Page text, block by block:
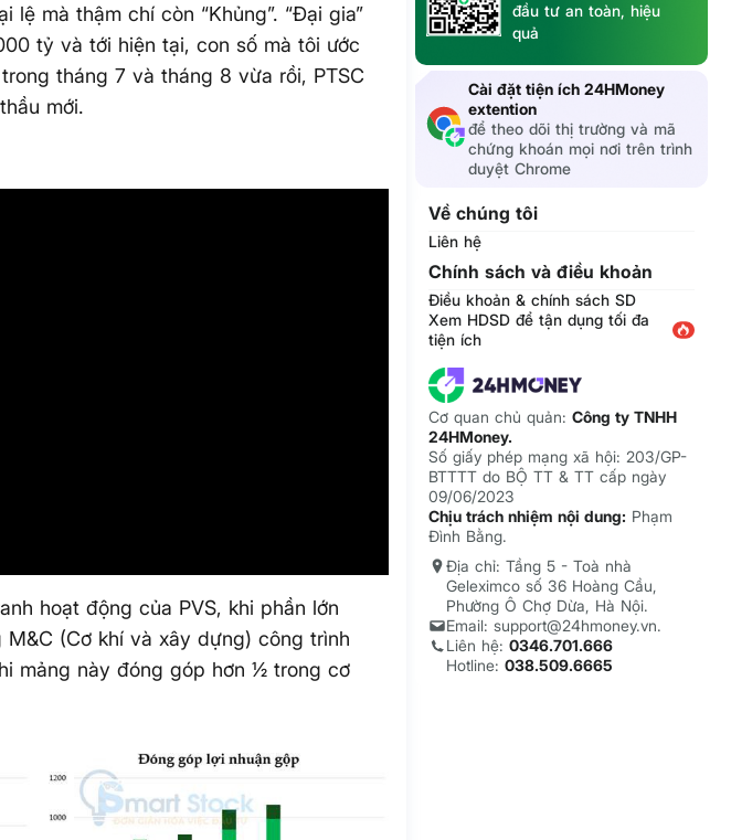
lệ mà thậm chí còn “Khủng”. “Đại gia”
tỷ và tới hiện tại, con số mà tôi ước
tháng 7 và tháng 8 vừa rồi, PTSC
mới.
hoạt động của PVS, khi phần lớn
(Cơ khí và xây dựng) công trình
mảng này đóng góp hơn ½ trong cơ
đầu tư an toàn, hiệu
quả
Cài đặt tiện ích 24HMoney
extention
để theo dõi thị trường và mã
chứng khoán mọi nơi trên trình
duyệt Chrome
Về chúng tôi
Liên hệ
Chính sách và điều khoản
Điều khoản & chính sách SD
Xem HDSD để tận dụng tối đa
tiện ích
Cơ quan chủ quản:Công ty TNHH
24HMoney.
Số giấy phép mạng xã hội: 203/GP-
BTTTT do BỘ TT & TT cấp ngày
09/06/2023
Chịu trách nhiệm nội dung: Phạm
Đình Bằng.
Địa chỉ: Tầng 5 - Toà nhà
Geleximco số 36 Hoàng Cầu,
Phường Ô Chợ Dừa, Hà Nội.
Email: support@24hmoney.vn.
Liên hệ:0346.701.666
Hotline:038.509.6665